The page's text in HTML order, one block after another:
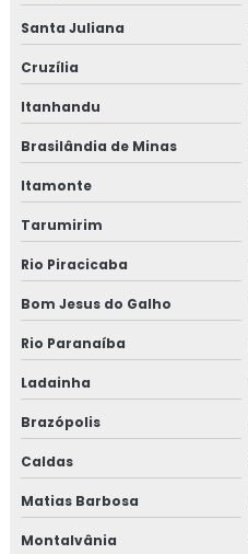
Santa Juliana
Cruzília
Itanhandu
Brasilândia de Minas
Itamonte
Tarumirim
Rio Piracicaba
Bom Jesus do Galho
Rio Paranaíba
Ladainha
Brazópolis
Caldas
Matias Barbosa
Montalvânia